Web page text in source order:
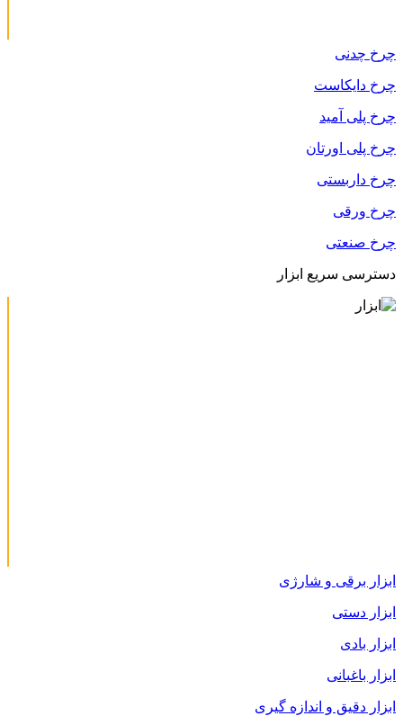
چرخ چدنی
چرخ دایکاست
چرخ پلی آمید
چرخ پلی اورتان
چرخ داربستی
چرخ ورقی
چرخ صنعتی
دسترسی سریع ابزار
ابزار برقی و شارژی
ابزار دستی
ابزار بادی
ابزار باغبانی
ابزار دقیق و اندازه گیری